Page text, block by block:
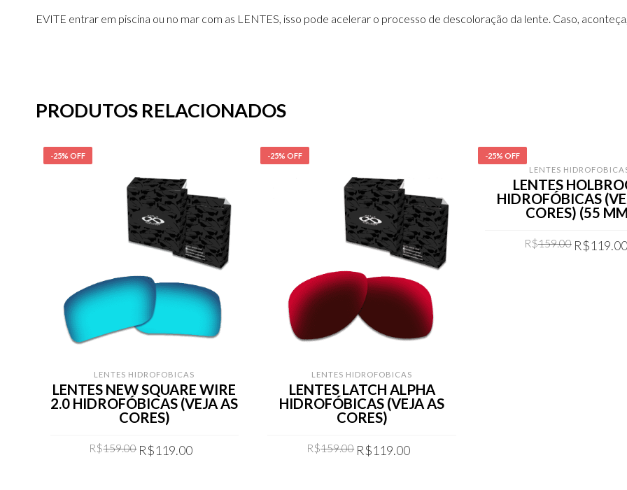
EVITE entrar em piscina ou no mar com as LENTES, isso pode acelerar o processo de descoloração da lente. Caso,
PRODUTOS RELACIONADOS
-25% OFF
LENTES HIDROFOBICAS
LENTES NEW SQUARE WIRE
2.0 HIDROFÓBICAS (VEJA AS
CORES)
R$159.00 Original
R$119.00
-25% OFF
LENTES HIDROFOBICAS
LENTES LATCH ALPHA
HIDROFÓBICAS (VEJA AS
CORES)
R$159.00 Original
R$119.00
-25% OFF
LENTES
LENTES
HIDROFÓBICAS
CORES) (55
R$159.00 Original
R$119.00